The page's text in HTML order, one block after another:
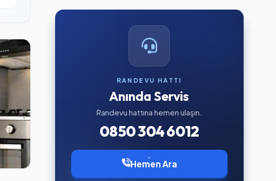
RANDEVU HATTI
Anında Servis
Randevu hattına hemen ulaşın.
0850 304 6012
Hemen Ara